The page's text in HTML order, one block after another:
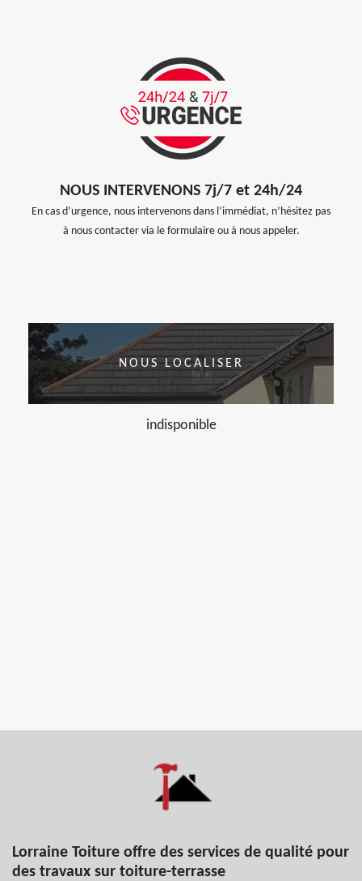
NOUS INTERVENONS 7j/7 et 24h/24
En cas d’urgence, nous intervenons dans l’immédiat, n’hésitez pas
à nous contacter via le formulaire ou à nous appeler.
NOUS LOCALISER
indisponible
Lorraine Toiture offre des services de qualité pour
des travaux sur toiture-terrasse